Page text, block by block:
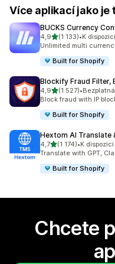
Více aplikací jako je
BUCKS Currency
4,9z 5 hvězd
(1 133)
Celkový počet recenzí:
•K
Unlimited multi
Built for Shopify
Blockify Fraud Filter,
4,9z 5 hvězd
(1 527)
Celkový počet recenzí:
•
Block fraud with IP
Built for Shopify
Hextom AI Translate
4,7z 5 hvězd
(1 174)
Celkový počet recenzí:
•K
Translate with GPT,
Built for Shopify
Chcete